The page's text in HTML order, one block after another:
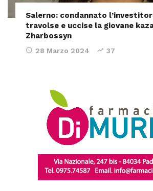
Salerno: condannato
travolse e uccise la giovane
Zharbossyn
28 Marzo 2024 37